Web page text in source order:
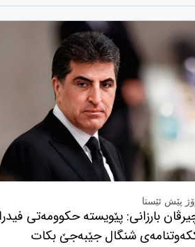
بارزانی: پێویستە حکوومەتی
شنگال جێبەجێ بکات